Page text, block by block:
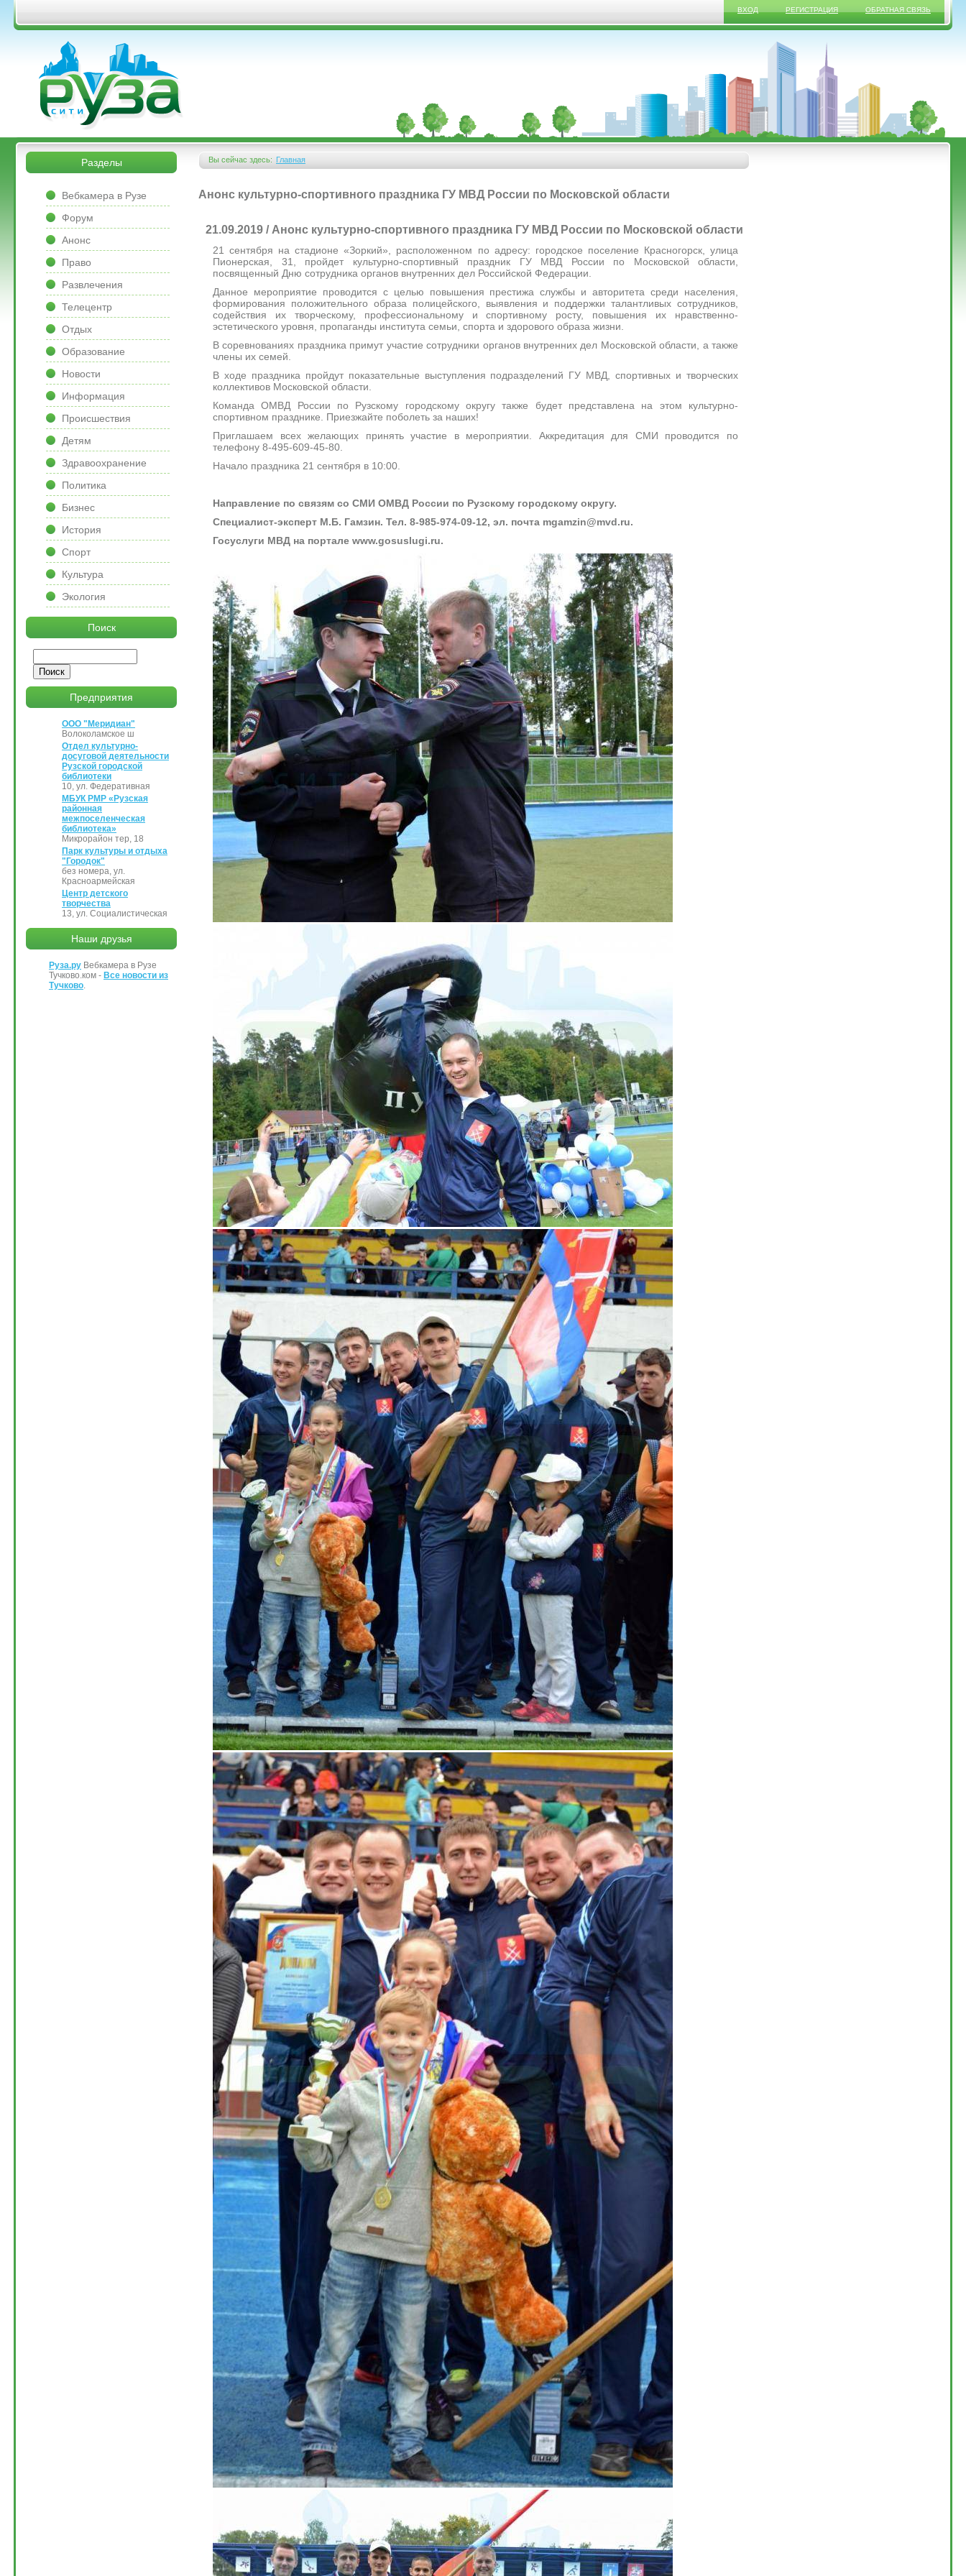
Перейти к основному содержанию ВХОД РЕГИСТРАЦИЯ ОБРАТНАЯ СВЯЗЬ
&bsps;
&bsps;
Вы сейчас здесь:
Вы здесь
Главная
Анонс культурно-спортивного праздника ГУ МВД России по Московской области
21.09.2019 / Анонс культурно-спортивного праздника ГУ МВД России по Московской области
21 сентября на стадионе «Зоркий», расположенном по адресу: городское поселение Красногорск, улица
Пионерская, 31, пройдет культурно-спортивный праздник ГУ МВД России по Московской области,
посвященный Дню сотрудника органов внутренних дел Российской Федерации.
Данное мероприятие проводится с целью повышения престижа службы и авторитета среди населения,
формирования положительного образа полицейского, выявления и поддержки талантливых сотрудников,
содействия их творческому, профессиональному и спортивному росту, повышения их нравственно-
эстетического уровня, пропаганды института семьи, спорта и здорового образа жизни.
В соревнованиях праздника примут участие сотрудники органов внутренних дел Московской области, а также
члены их семей.
В ходе праздника пройдут показательные выступления подразделений ГУ МВД, спортивных и творческих
коллективов Московской области.
Команда ОМВД России по Рузскому городскому округу также будет представлена на этом культурно-
спортивном празднике. Приезжайте поболеть за наших!
Приглашаем всех желающих принять участие в мероприятии. Аккредитация для СМИ проводится по
телефону 8-495-609-45-80.
Начало праздника 21 сентября в 10:00.
Направление по связям со СМИ ОМВД России по Рузскому городскому округу.
Специалист-эксперт М.Б. Гамзин. Тел. 8-985-974-09-12, эл. почта mgamzin@mvd.ru.
Госуслуги МВД на портале www.gosuslugi.ru.
Разделы
Вебкамера в Рузе
Форум
Анонс
Право
Развлечения
Телецентр
Отдых
Образование
Новости
Информация
Происшествия
Детям
Здравоохранение
Политика
Бизнес
История
Спорт
Культура
Экология
Поиск
Предприятия
ООО "Меридиан"
Волоколамское ш
Отдел культурно-
досуговой деятельности
Рузской городской
библиотеки
10, ул. Федеративная
МБУК РМР «Рузская
районная
межпоселенческая
библиотека»
Микрорайон тер, 18
Парк культуры и отдыха
"Городок"
без номера, ул.
Красноармейская
Центр детского
творчества
13, ул. Социалистическая
Наши друзья
Руза.ру Вебкамера в Рузе
Тучково.ком - Все новости из
Тучково.